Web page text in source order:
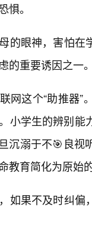
惧。
的眼神，害怕在
的重要诱因之一
网这个“助推器
小学生的辨别
沉溺于不🎯良视
教育简化为原始
如果不及时纠偏